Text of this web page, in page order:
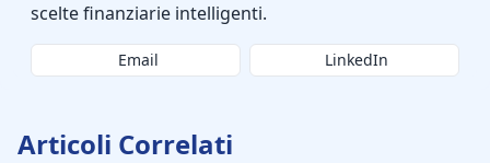
scelte finanziarie intelligenti.
Email LinkedIn
Articoli Correlati